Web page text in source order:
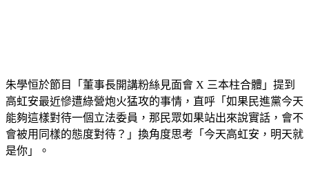
朱學恒於節目「董事長開講粉絲見面會 X 三本柱合體」提到
高虹安最近慘遭綠營炮火猛攻的事情，直呼「如果民進黨今天
能夠這樣對待一個立法委員，那民眾如果站出來說實話，會不
會被用同樣的態度對待？」換角度思考「今天高虹安，明天就
是你」。